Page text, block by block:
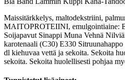
Maissitärkkelys, maltodekstriini,
MAITOPROTEIINI, emulgointiaine:
Soijapavut Sinappi Muna Vehnä
karotenaali (C30) E330
dl kiehuvaa vettä ja sekoita. Sekoita
sekoita. Sekoita huolellisesti pohjaa